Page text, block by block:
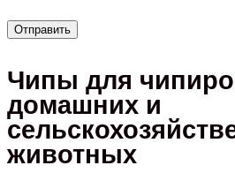
Чипы для
домашних и
животных